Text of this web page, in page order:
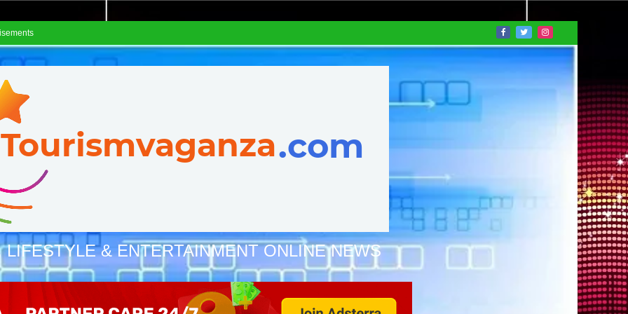
LIFESTYLE & ENTERTAINMENT ONLINE NEWS